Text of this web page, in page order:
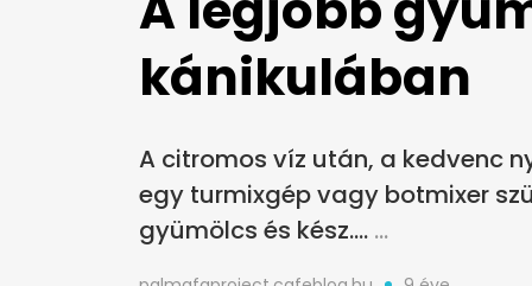
kánikulában
A citromos víz után, a kedvenc
egy turmixgép vagy botmixer
gyümölcs és kész....